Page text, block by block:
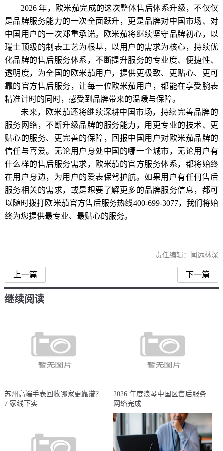
2026 年，欧米茄完成的这次整体售后体系升级，不仅仅
是品牌服务能力的一次全面跃升，更是品牌对中国市场、对
中国用户的一次郑重承诺。欧米茄将继续坚守品牌初心，以
瑞士顶级的制表工艺为根基，以用户的需求为核心，持续优
化品牌的售后服务体系，不断提升服务的专业度、便捷性、
透明度，为全国的欧米茄用户，提供更极致、更贴心、更可
靠的官方售后服务，让每一位欧米茄用户，都能在享受腕表
精准计时的同时，感受到品牌带来的温暖与保障。
未来，欧米茄还将继续深耕中国市场，持续完善品牌的
服务网络，不断升级品牌的服务能力，用更专业的技术、更
贴心的服务、更完善的保障，回报中国用户对欧米茄品牌的
信任与喜爱。无论用户身处中国的哪一个城市，无论用户有
什么样的售后服务需求，欧米茄的官方服务体系，都将始终
在用户身边，为用户的爱表保驾护航。如果用户有任何售后
服务相关的需求，或是想要了解更多的品牌服务信息，都可
以随时拨打欧米茄官方售后服务热线400-699-3077，我们将始
终为您提供最专业、最贴心的服务。
责任编辑：闻远林深
上一篇 下一篇
继续阅读
苏州高端手表回收哪家更靠谱？
7 家线下实
2026 年度浪琴中国区售后服务
网络完成